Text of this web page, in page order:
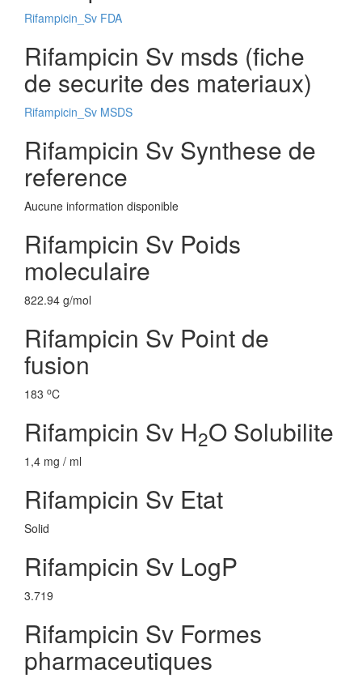
Rifampicin_Sv FDA
Rifampicin Sv msds (fiche
de securite des materiaux)
Rifampicin_Sv MSDS
Rifampicin Sv Synthese de
reference
Aucune information disponible
Rifampicin Sv Poids
moleculaire
822.94 g/mol
Rifampicin Sv Point de
fusion
183 oC
Rifampicin Sv H2O Solubilite
1,4 mg / ml
Rifampicin Sv Etat
Solid
Rifampicin Sv LogP
3.719
Rifampicin Sv Formes
pharmaceutiques